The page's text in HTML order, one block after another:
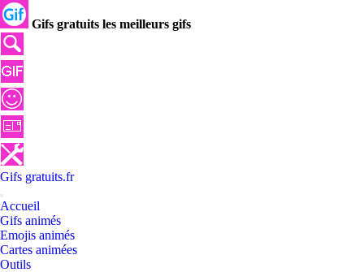
Gifs gratuits les meilleurs gifs
Gifs gratuits.fr
Accueil
Gifs animés
Emojis animés
Cartes animées
Outils